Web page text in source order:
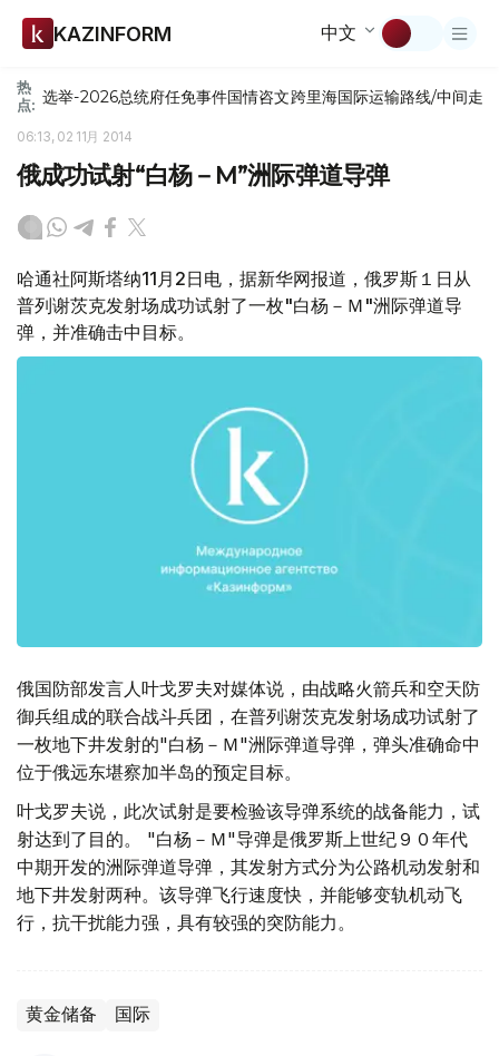
KAZINFORM 中文
热
点: 选举-2026总统府任免事件国情咨文跨里海国际运输路线/中间走廊
06:13, 02 11月 2014
俄成功试射“白杨－M”洲际弹道导弹
哈通社阿斯塔纳11月2日电，据新华网报道，俄罗斯１日从
普列谢茨克发射场成功试射了一枚"白杨－Ｍ"洲际弹道导
弹，并准确击中目标。
俄国防部发言人叶戈罗夫对媒体说，由战略火箭兵和空天防
御兵组成的联合战斗兵团，在普列谢茨克发射场成功试射了
一枚地下井发射的"白杨－Ｍ"洲际弹道导弹，弹头准确命中
位于俄远东堪察加半岛的预定目标。
叶戈罗夫说，此次试射是要检验该导弹系统的战备能力，试
射达到了目的。 "白杨－Ｍ"导弹是俄罗斯上世纪９０年代
中期开发的洲际弹道导弹，其发射方式分为公路机动发射和
地下井发射两种。该导弹飞行速度快，并能够变轨机动飞
行，抗干扰能力强，具有较强的突防能力。
黄金储备 国际